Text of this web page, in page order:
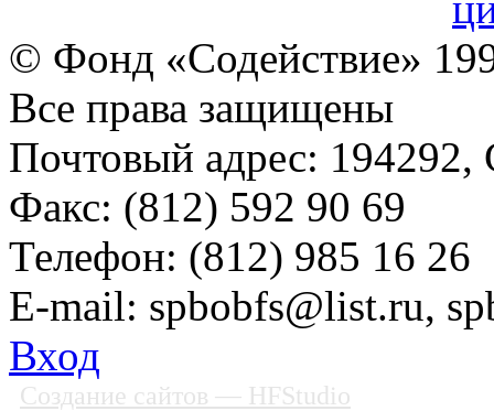
© Фонд «Содействие»
Все права защищены
Почтовый адрес: 194292,
Факс: (812) 592 90 69
Телефон: (812) 985 16 26
E-mail: spbobfs@list.ru,
Вход
Создание сайтов — HFStudio